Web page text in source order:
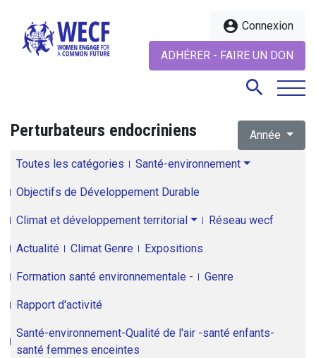
account_circle Connexion
ADHÉRER - FAIRE UN DON
search
Perturbateurs endocriniens Année
Toutes les catégories Santé-environnement
Objectifs de Développement Durable
Climat et développement territorial Réseau wecf
Actualité Climat Genre Expositions
Formation santé environnementale - Genre
Rapport d'activité
Santé-environnement-Qualité de l'air -santé enfants-
santé femmes enceintes